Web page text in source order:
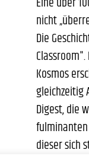
nicht
Die
Kosmos
gleichzeitig
Digest, die
dieser sich